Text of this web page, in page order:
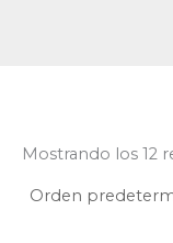
Mostrando los 12